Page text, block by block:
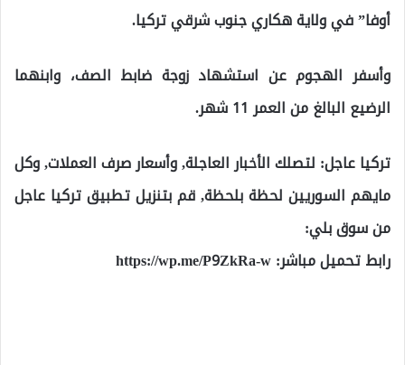
أوفا” في ولاية هكاري جنوب شرقي تركيا.
وأسفر الهجوم عن استشهاد زوجة ضابط الصف، وابنهما
الرضيع البالغ من العمر 11 شهر.
تركيا عاجل: لتصلك الأخبار العاجلة, وأسعار صرف العملات, وكل
مايهم السوريين لحظة بلحظة, قم بتنزيل تطبيق تركيا عاجل
من سوق بلي:
رابط تحميل مباشر:https://wp.me/P9ZkRa-w